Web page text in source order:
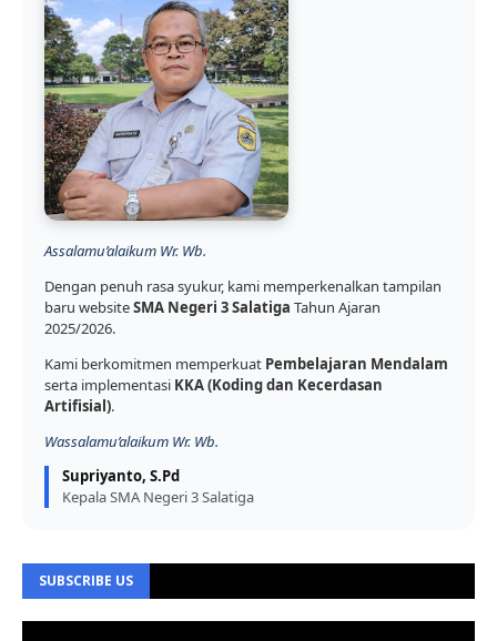
Assalamu’alaikum Wr. Wb.
Dengan penuh rasa syukur, kami memperkenalkan tampilan
baru websiteSMA Negeri 3 Salatiga Tahun Ajaran
2025/2026.
Kami berkomitmen memperkuat Pembelajaran Mendalam
serta implementasi KKA (Koding dan Kecerdasan
Artifisial).
Wassalamu’alaikum Wr. Wb.
Supriyanto, S.Pd
Kepala SMA Negeri 3 Salatiga
SUBSCRIBE US